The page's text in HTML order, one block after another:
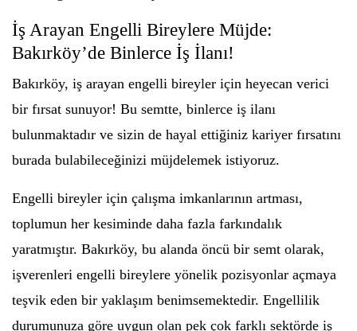
İş Arayan Engelli Bireylere Müjde:
Bakırköy’de Binlerce İş İlanı!
Bakırköy, iş arayan engelli bireyler için heyecan verici
bir fırsat sunuyor! Bu semtte, binlerce iş ilanı
bulunmaktadır ve sizin de hayal ettiğiniz kariyer fırsatını
burada bulabileceğinizi müjdelemek istiyoruz.
Engelli bireyler için çalışma imkanlarının artması,
toplumun her kesiminde daha fazla farkındalık
yaratmıştır. Bakırköy, bu alanda öncü bir semt olarak,
işverenleri engelli bireylere yönelik pozisyonlar açmaya
teşvik eden bir yaklaşım benimsemektedir. Engellilik
durumunuza göre uygun olan pek çok farklı sektörde iş